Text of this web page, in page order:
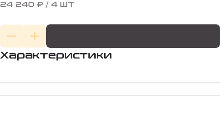
24 240 ₽ / 4 ШТ
Характеристики